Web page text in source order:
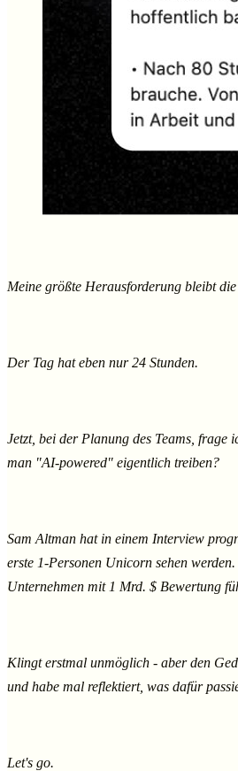
Meine größte Herausforderung bleibt die
Der Tag hat eben nur 24 Stunden.
Jetzt, bei der Planung des Teams, frage
man "AI-powered" eigentlich treiben?
Sam Altman hat in einem Interview
erste 1-Personen Unicorn sehen
Unternehmen mit 1 Mrd. $ Bewertung
Klingt erstmal unmöglich - aber den
und habe mal reflektiert, was dafür
Let's go.